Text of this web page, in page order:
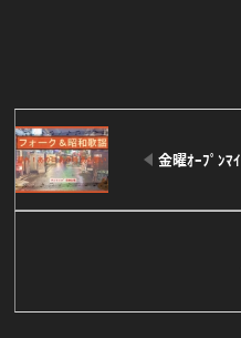
金曜ｵｰﾌﾟﾝﾏ